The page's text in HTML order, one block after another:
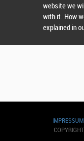
IMPRESSUM
website we
with it. How
explained in